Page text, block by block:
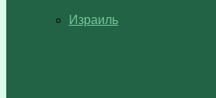
Израиль